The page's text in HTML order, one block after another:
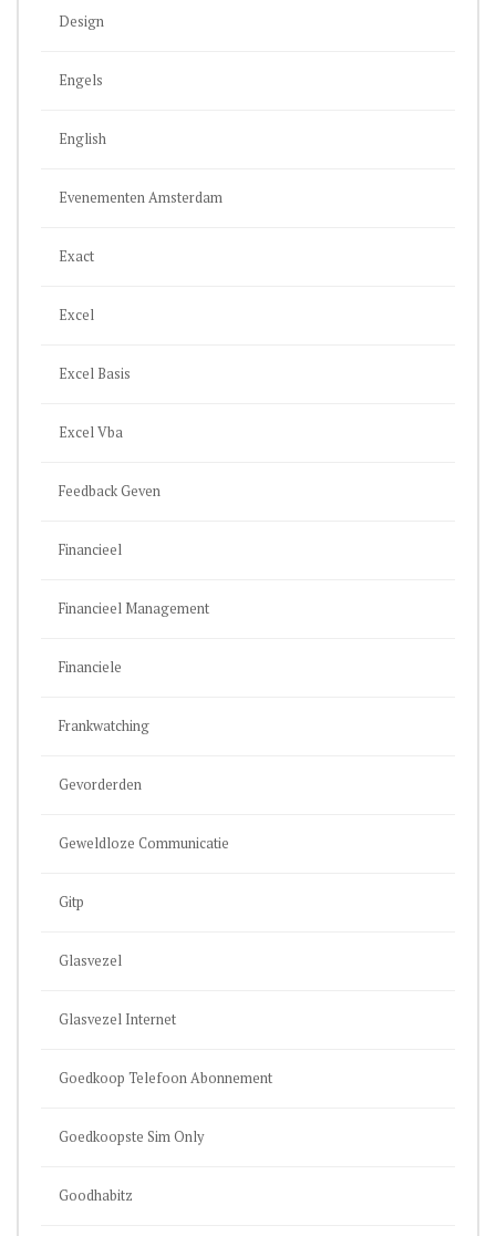
Design
Engels
English
Evenementen Amsterdam
Exact
Excel
Excel Basis
Excel Vba
Feedback Geven
Financieel
Financieel Management
Financiele
Frankwatching
Gevorderden
Geweldloze Communicatie
Gitp
Glasvezel
Glasvezel Internet
Goedkoop Telefoon Abonnement
Goedkoopste Sim Only
Goodhabitz